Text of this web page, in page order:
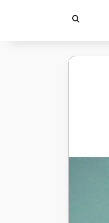
بحث عن